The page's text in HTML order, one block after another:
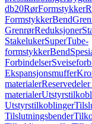
db20RørFormstykker
FormstykkerBend
GrenrørReduksjoner
StakelukerSuperTube-
formstykkerBend
Forbindelser
Ekspansjonsmuffer
materialer
materialer
Utstyrstilkoblinger
Tilslutningsbender